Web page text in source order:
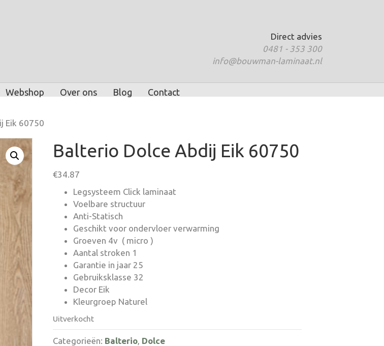
Direct advies
0481 - 353 300
info@bouwman-laminaat.nl
Webshop Over ons Blog Contact
Eik 60750
Balterio Dolce Abdij Eik 60750
€34.87
Legsysteem Click laminaat
Voelbare structuur
Anti-Statisch
Geschikt voor ondervloer verwarming
Groeven 4v ( micro )
Aantal stroken 1
Garantie in jaar 25
Gebruiksklasse 32
Decor Eik
Kleurgroep Naturel
Uitverkocht
Categorieën: Balterio, Dolce